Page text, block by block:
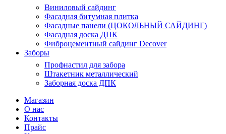
Виниловый сайдинг
Фасадная битумная плитка
Фасадные панели (ЦОКОЛЬНЫЙ САЙДИНГ)
Фасадная доска ДПК
Фиброцементный сайдинг Decover
Заборы
Профнастил для забора
Штакетник металлический
Заборная доска ДПК
Магазин
О нас
Контакты
Прайс